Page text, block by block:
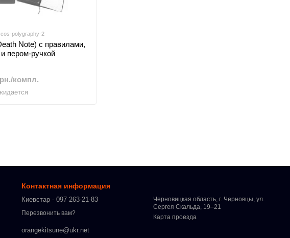
cos-polygraphy-2
Note) с правилами,
пером-ручкой
компл.
Контактная информация
Киевстар - 097 263-21-83
Перезвонить вам?
orangekitsune@ukr.net
Черновицкая область, г. Черновцы, ул.
Сергея Скальда, 19–21
Карта проезда